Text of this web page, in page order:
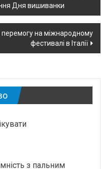
Дня вишиванки
перемогу на міжнародному
фестивалі в Італії
з пальним